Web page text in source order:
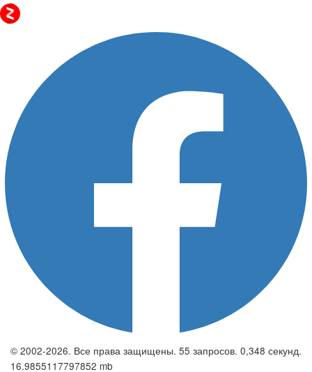
© 2002-2026. Все права защищены. 55 запросов. 0,348 секунд.
16.9855117797852 mb